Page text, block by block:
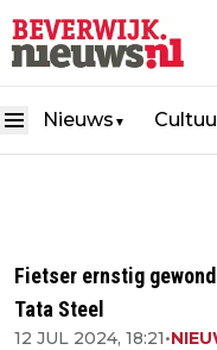
Nieuws ▼
Fietser ernstig
Tata Steel
12 JUL 2024, 18:21•